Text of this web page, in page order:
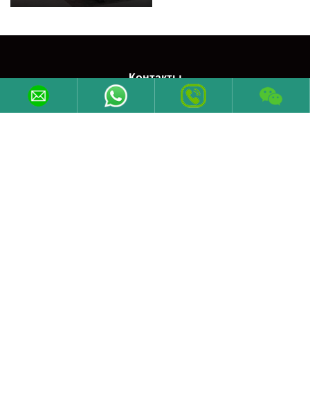
Контакты
Email
sales@varelen.com